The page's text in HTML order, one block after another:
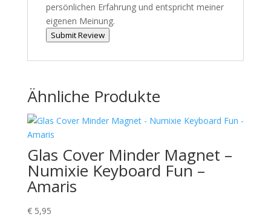
persönlichen Erfahrung und entspricht meiner
eigenen Meinung.
Submit Review
Ähnliche Produkte
Glas Cover Minder Magnet –
Numixie Keyboard Fun –
Amaris
€5,95